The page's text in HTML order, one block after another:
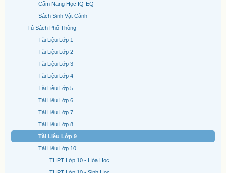
Cẩm Nang Học IQ-EQ
Sách Sinh Vật Cảnh
Tủ Sách Phổ Thông
Tài Liệu Lớp 1
Tài Liệu Lớp 2
Tài Liệu Lớp 3
Tài Liệu Lớp 4
Tài Liệu Lớp 5
Tài Liệu Lớp 6
Tài Liệu Lớp 7
Tài Liệu Lớp 8
Tài Liệu Lớp 9
Tài Liệu Lớp 10
THPT Lớp 10 - Hóa Học